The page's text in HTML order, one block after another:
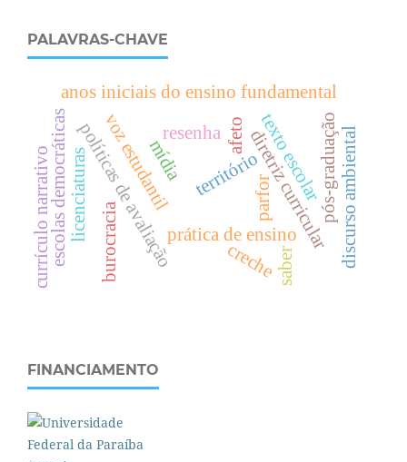
PALAVRAS-CHAVE
resenha
territóriodiretriz curricular
prática de ensino
texto escolar
políticas de avaliação pós-graduação
saber
anos iniciais do ensino fundamental
discurso ambiental
mídia
escolas democráticaslicenciaturas parfor
voz estudantil
creche
currículo narrativo
afeto
burocracia
FINANCIAMENTO